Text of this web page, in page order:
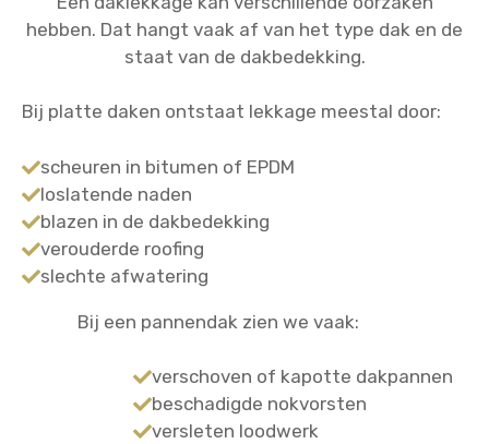
hebben. Dat hangt vaak af van het type dak en de
staat van de dakbedekking.
Bij platte daken ontstaat lekkage meestal door:
scheuren in bitumen of EPDM
loslatende naden
blazen in de dakbedekking
verouderde roofing
slechte afwatering
Bij een pannendak zien we vaak:
verschoven of kapotte dakpannen
beschadigde nokvorsten
versleten loodwerk